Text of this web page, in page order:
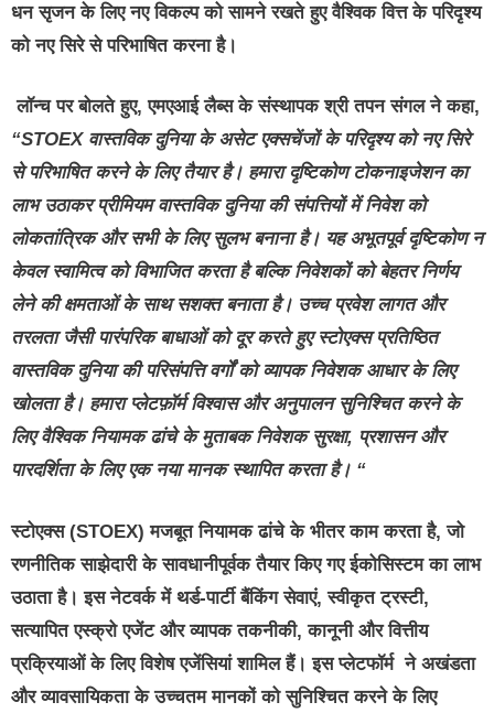
धन सृजन के लिए नए विकल्प को सामने रखते हुए वैश्विक वित्त के परिदृश्य
को नए सिरे से परिभाषित करना है।
लॉन्च पर बोलते हुए,एमएआई लैब्स के संस्थापक श्री तपन संगल ने कहा,
“STOEX वास्तविक दुनिया केअसेटएक्सचेंजों के परिदृश्य को नएसिरे
सेपरिभाषित करने के लिए तैयार है। हमारा दृष्टिकोण टोकनाइजेशन का
लाभ उठाकर प्रीमियम वास्तविक दुनिया की संपत्तियों में निवेश को
लोकतांत्रिकऔर सभी के लिए सुलभ बनाना है। यह अभूतपूर्व दृष्टिकोण न
केवल स्वामित्व को विभाजित करता है बल्कि निवेशकों को बेहतर निर्णय
लेने की क्षमताओं के साथ सशक्त बनाता है। उच्च प्रवेश लागत और
तरलता जैसी पारंपरिक बाधाओं को दूर करतेहुए स्टोएक्स प्रतिष्ठित
वास्तविक दुनियाकी परिसंपत्ति वर्गों को व्यापक निवेशक आधार के लिए
खोलता है। हमारा प्लेटफ़ॉर्म विश्वास और अनुपालन सुनिश्चित करने के
लिए वैश्विक नियामक ढांचे के मुताबक निवेशक सुरक्षा, प्रशासन और
पारदर्शिता के लिए एक नया मानक स्थापित करता है। “
स्टोएक्स (STOEX) मजबूत नियामक ढांचे के भीतर काम करता है, जो
रणनीतिक साझेदारी के सावधानीपूर्वक तैयार किए गए ईकोसिस्टम का लाभ
उठाता है। इस नेटवर्क में थर्ड-पार्टी बैंकिंग सेवाएं, स्वीकृत ट्रस्टी,
सत्यापित एस्क्रो एजेंट और व्यापक तकनीकी, कानूनी और वित्तीय
प्रक्रियाओं के लिए विशेष एजेंसियां शामिल हैं। इस प्‍लेटफॉर्म ने अखंडता
और व्यावसायिकता के उच्चतम मानकों को सुनिश्चित करने के लिए